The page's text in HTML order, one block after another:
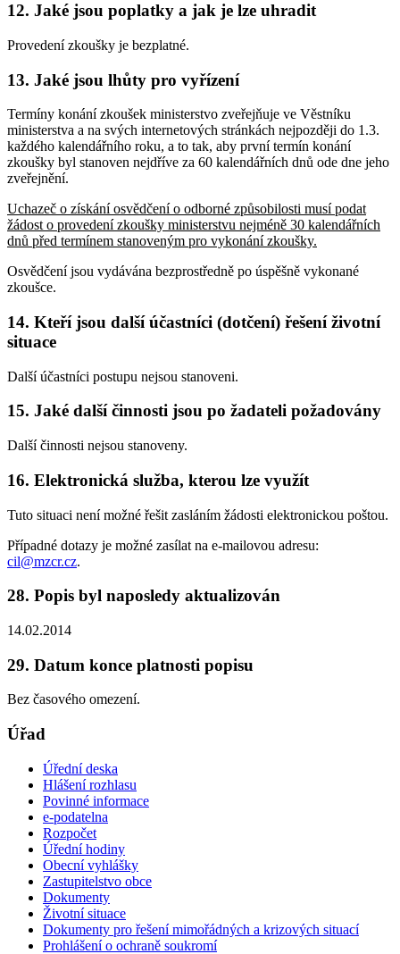
12. Jaké jsou poplatky a jak je lze uhradit
Provedení zkoušky je bezplatné.
13. Jaké jsou lhůty pro vyřízení
Termíny konání zkoušek ministerstvo zveřejňuje ve Věstníku
ministerstva a na svých internetových stránkách nejpozději do 1.3.
každého kalendářního roku, a to tak, aby první termín konání
zkoušky byl stanoven nejdříve za 60 kalendářních dnů ode dne jeho
zveřejnění.
Uchazeč o získání osvědčení o odborné způsobilosti musí podat
žádost o provedení zkoušky ministerstvu nejméně 30 kalendářních
dnů před termínem stanoveným pro vykonání zkoušky.
Osvědčení jsou vydávána bezprostředně po úspěšně vykonané
zkoušce.
14. Kteří jsou další účastníci (dotčení) řešení životní
situace
Další účastníci postupu nejsou stanoveni.
15. Jaké další činnosti jsou po žadateli požadovány
Další činnosti nejsou stanoveny.
16. Elektronická služba, kterou lze využít
Tuto situaci není možné řešit zasláním žádosti elektronickou poštou.
Případné dotazy je možné zasílat na e-mailovou adresu:
cil@mzcr.cz.
28. Popis byl naposledy aktualizován
14.02.2014
29. Datum konce platnosti popisu
Bez časového omezení.
Úřad
Úřední deska
Hlášení rozhlasu
Povinné informace
e-podatelna
Rozpočet
Úřední hodiny
Obecní vyhlášky
Zastupitelstvo obce
Dokumenty
Životní situace
Dokumenty pro řešení mimořádných a krizových situací
Prohlášení o ochraně soukromí